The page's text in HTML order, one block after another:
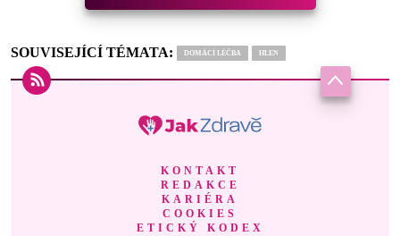
SOUVISEJÍCÍ TÉMATA: DOMÁCÍ LÉČBA HLEN
KONTAKT
REDAKCE
KARIÉRA
COOKIES
ETICKÝ KODEX